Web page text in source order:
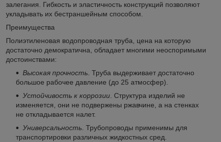
залегания. Гибкость и эластичность конструкций позволяют
укладывать их бестраншейным способом.
Преимущества
Полиэтиленовая водопроводная труба, цена на которую
достаточно демократична, обладает многими неоспоримыми
достоинствами:
Высокая прочность. Труба выдерживает достаточно
большое рабочее давление (до 25 атмосфер).
Устойчивость к коррозии. Структура изделий не
изменяется, они не подвержены ржавчине, а на стенках
не откладывается налет.
Универсальность. Трубопроводы применимы для
транспортировки различных жидкостных сред.